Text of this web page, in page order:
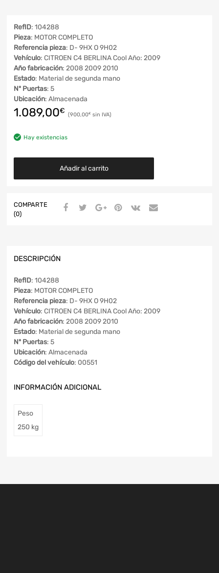
RefID: 104288
Pieza: MOTOR COMPLETO
Referencia pieza: D- 9HX O 9H02
Vehículo: CITROEN C4 BERLINA Cool Año: 2009
Año fabricación: 2008 2009 2010
Estado: Material de segunda mano
Nº Puertas: 5
Ubicación: Almacenada
1.089,00€ 900,00€
Hay existencias
Añadir al carrito
COMPARTE
(0)
DESCRIPCIÓN
RefID: 104288
Pieza: MOTOR COMPLETO
Referencia pieza: D- 9HX O 9H02
Vehículo: CITROEN C4 BERLINA Cool Año: 2009
Año fabricación: 2008 2009 2010
Estado: Material de segunda mano
Nº Puertas: 5
Ubicación: Almacenada
Código del vehículo: 00551
INFORMACIÓN ADICIONAL
Peso
250 kg